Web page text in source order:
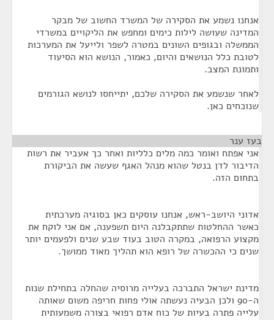
אנחנו נשמע את הסקירה של המשרד החשוב של מבקר
המדינה שעושה לילות כימים ומחפש את הליקויים במשרדי
הממשלה ובגופים השונים במטרה לשפר ולייעל את המערכות
לטובת כלל הנושאים והיום, כאמור, הנושא הוא הסיעוד
ותמונת המצב.
לאחר שנשמע את הסקירה שלכם, יתייחסו לנושא הגורמים
שנוכחים כאן.
בעז ענר
אני אפתח ואומר כמה מלים כלליות ואחר כך אעביר את רשות
הדיבור לדן בנטל שהוא מנהל האגף שעשה את הביקורת
בתחום הזה.
אדוני היושב-ראש, אנחנו עוסקים כאן בסוגיה מערכתית
כאשר ההחלטות שתתקבלנה היום תשפענה, אם אני לוקח את
מקצוע הרפואה, במקרה הטוב בעוד שבע שנים ולפעמים יותר
שנים כי ההכשרה של רופא הוא תהליך מאוד ממושך.
מדינת ישראל התברכה בעלייה מרוסיה שהחלה בתחילת שנות
ה-90 ולכן הבעיה נעשתה אולי פחות חריפה משום שאותה
עלייה פתרה בעיות של כוח אדם רפואי בצורה משמעותית